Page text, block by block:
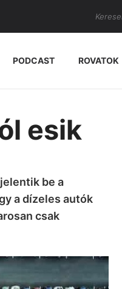
Search
PODCAST ROVATOK
esik
be a
a dízeles autók
csak